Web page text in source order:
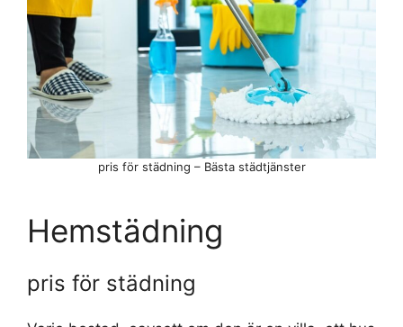
pris för städning – Bästa städtjänster
Hemstädning
pris för städning